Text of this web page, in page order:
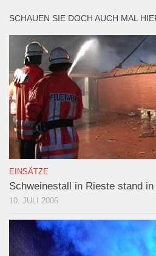
SCHAUEN SIE DOCH AUCH MAL
EINSÄTZE
Schweinestall in Rieste stand in
10. JULI 2006